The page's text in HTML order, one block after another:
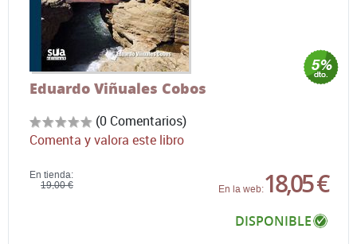
Eduardo Viñuales Cobos
(0 Comentarios)
Comenta y valora este libro
En tienda:
19,00 €
En la web:18,05 €
DISPONIBLE